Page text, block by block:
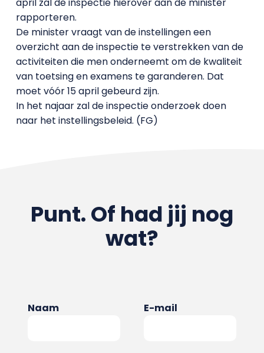
rapporteren.
De minister vraagt van de instellingen een
overzicht aan de inspectie te verstrekken van de
activiteiten die men onderneemt om de kwaliteit
van toetsing en examens te garanderen. Dat
moet vóór 15 april gebeurd zijn.
In het najaar zal de inspectie onderzoek doen
naar het instellingsbeleid. (FG)
Punt. Of had jij nog
wat?
Naam E-mail